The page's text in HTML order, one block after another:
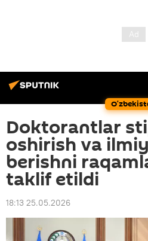
Doktorantlar
oshirish va
berishni
taklif etildi
18:13 25.05.2026